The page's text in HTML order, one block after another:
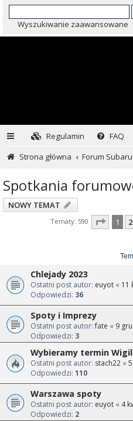
Wyszukiwanie zaawansowane
Regulamin
FAQ
Strona główna
Forum Subaru
Spotkania
NOWY TEMAT
Tematy: 590 Strona
1 2
Chlejady 2023
Ostatni post autor: euyot « 11
Odpowiedzi: 36
Spoty i Imprezy
Ostatni post autor:fate « 9
Odpowiedzi: 3
Wybieramy termin
Ostatni post autor: stach22 «
Odpowiedzi: 110
Warszawa spoty
Ostatni post autor: euyot « 4
Odpowiedzi: 2